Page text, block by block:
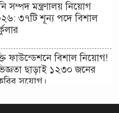
সম্পদ মন্ত্রণালয় নিয়োগ
৩৭টি শূন্য পদে বিশাল
ফাউন্ডেশনে বিশাল নিয়োগ!
ছাড়াই ১২৩০ জনের
সুযোগ।